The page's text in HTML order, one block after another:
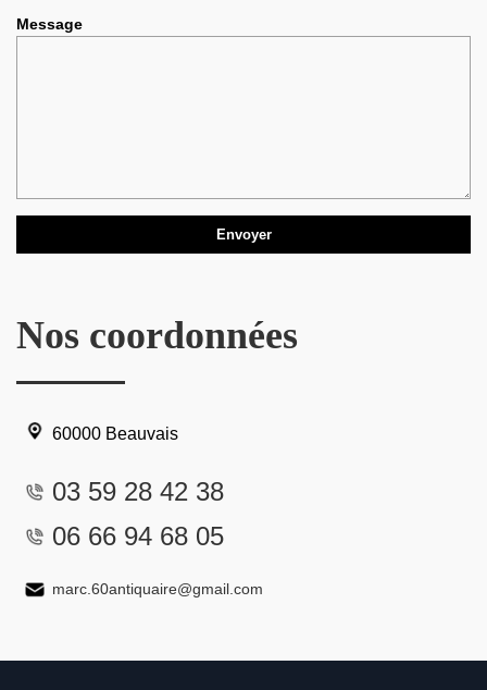
Message
Nos coordonnées
60000 Beauvais
03 59 28 42 38
06 66 94 68 05
marc.60antiquaire@gmail.com